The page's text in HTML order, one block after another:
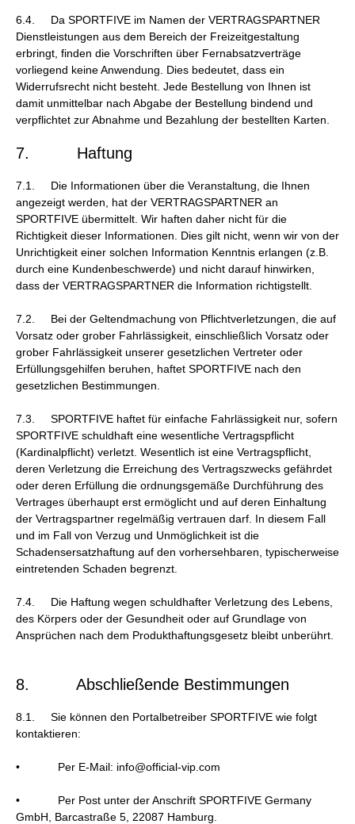
6.4. Da SPORTFIVE im Namen der VERTRAGSPARTNER
Dienstleistungen aus dem Bereich der Freizeitgestaltung
erbringt, finden die Vorschriften über Fernabsatzverträge
vorliegend keine Anwendung. Dies bedeutet, dass ein
Widerrufsrecht nicht besteht. Jede Bestellung von Ihnen ist
damit unmittelbar nach Abgabe der Bestellung bindend und
verpflichtet zur Abnahme und Bezahlung der bestellten Karten.
7. Haftung
7.1. Die Informationen über die Veranstaltung, die Ihnen
angezeigt werden, hat der VERTRAGSPARTNER an
SPORTFIVE übermittelt. Wir haften daher nicht für die
Richtigkeit dieser Informationen. Dies gilt nicht, wenn wir von der
Unrichtigkeit einer solchen Information Kenntnis erlangen (z.B.
durch eine Kundenbeschwerde) und nicht darauf hinwirken,
dass der VERTRAGSPARTNER die Information richtigstellt.
7.2. Bei der Geltendmachung von Pflichtverletzungen, die auf
Vorsatz oder grober Fahrlässigkeit, einschließlich Vorsatz oder
grober Fahrlässigkeit unserer gesetzlichen Vertreter oder
Erfüllungsgehilfen beruhen, haftet SPORTFIVE nach den
gesetzlichen Bestimmungen.
7.3. SPORTFIVE haftet für einfache Fahrlässigkeit nur, sofern
SPORTFIVE schuldhaft eine wesentliche Vertragspflicht
(Kardinalpflicht) verletzt. Wesentlich ist eine Vertragspflicht,
deren Verletzung die Erreichung des Vertragszwecks gefährdet
oder deren Erfüllung die ordnungsgemäße Durchführung des
Vertrages überhaupt erst ermöglicht und auf deren Einhaltung
der Vertragspartner regelmäßig vertrauen darf. In diesem Fall
und im Fall von Verzug und Unmöglichkeit ist die
Schadensersatzhaftung auf den vorhersehbaren, typischerweise
eintretenden Schaden begrenzt.
7.4. Die Haftung wegen schuldhafter Verletzung des Lebens,
des Körpers oder der Gesundheit oder auf Grundlage von
Ansprüchen nach dem Produkthaftungsgesetz bleibt unberührt.
8. Abschließende Bestimmungen
8.1. Sie können den Portalbetreiber SPORTFIVE wie folgt
kontaktieren:
• Per E-Mail: info@official-vip.com
• Per Post unter der Anschrift SPORTFIVE Germany
GmbH, Barcastraße 5, 22087 Hamburg.